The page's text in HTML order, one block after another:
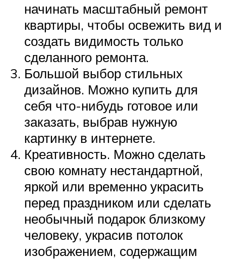
начинать масштабный ремонт
квартиры, чтобы освежить вид и
создать видимость только
сделанного ремонта.
Большой выбор стильных
дизайнов. Можно купить для
себя что-нибудь готовое или
заказать, выбрав нужную
картинку в интернете.
Креативность. Можно сделать
свою комнату нестандартной,
яркой или временно украсить
перед праздником или сделать
необычный подарок близкому
человеку, украсив потолок
изображением, содержащим